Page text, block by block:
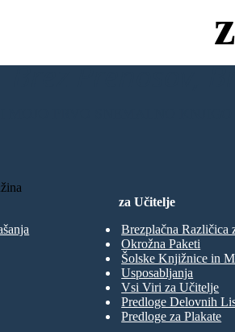
Brez Prenosov,
za Učitelje
Brezplačna Različica
Okrožna Paketi
Šolske Knjižnice in
Usposabljanja
Vsi Viri za Učitelje
Predloge Delovnih
Predloge za Plakate